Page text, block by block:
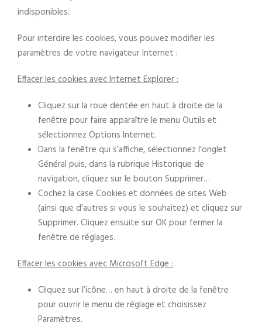
indisponibles.
Pour interdire les cookies, vous pouvez modifier les
paramètres de votre navigateur Internet :
Effacer les cookies avec Internet Explorer :
Cliquez sur la roue dentée en haut à droite de la
fenêtre pour faire apparaître le menu Outils et
sélectionnez Options Internet.
Dans la fenêtre qui s’affiche, sélectionnez l’onglet
Général puis, dans la rubrique Historique de
navigation, cliquez sur le bouton Supprimer…
Cochez la case Cookies et données de sites Web
(ainsi que d’autres si vous le souhaitez) et cliquez sur
Supprimer. Cliquez ensuite sur OK pour fermer la
fenêtre de réglages.
Effacer les cookies avec Microsoft Edge :
Cliquez sur l’icône… en haut à droite de la fenêtre
pour ouvrir le menu de réglage et choisissez
Paramètres.